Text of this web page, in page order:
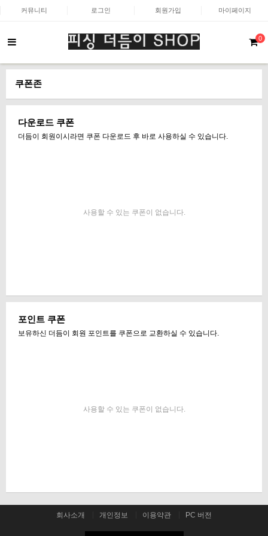
커뮤니티 로그인 회원가입 마이페이지
0
쿠폰존
다운로드 쿠폰
더듬이 회원이시라면 쿠폰 다운로드 후 바로 사용하실 수 있습니다.
사용할 수 있는 쿠폰이 없습니다.
포인트 쿠폰
보유하신 더듬이 회원 포인트를 쿠폰으로 교환하실 수 있습니다.
사용할 수 있는 쿠폰이 없습니다.
회사소개 개인정보 이용약관 PC 버전